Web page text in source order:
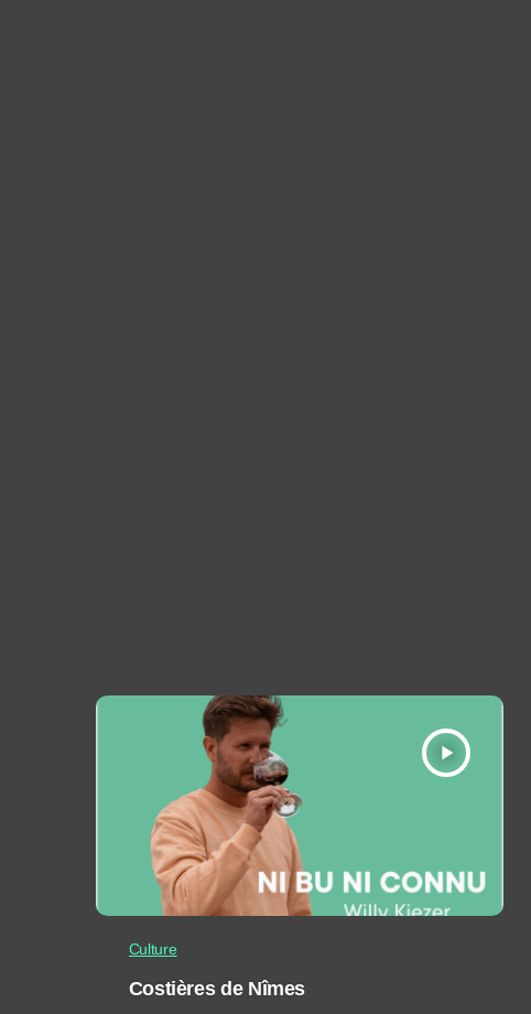
play_arrow
Culture
Costières de Nîmes